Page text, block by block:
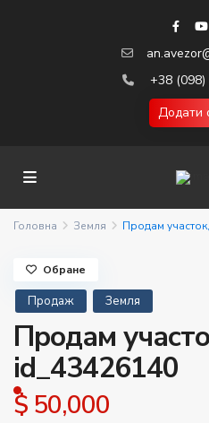
+38
Додати
Головна Земля Продам
Продаж Земля
Продам
id_43426140
$ 50,000
Обране